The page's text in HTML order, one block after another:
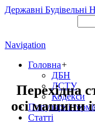
Державні Будівельні
Navigation
Головна+
ДБН
ДСТУ
Кодекси
Популярні
Статті
Перехідна
осі машини